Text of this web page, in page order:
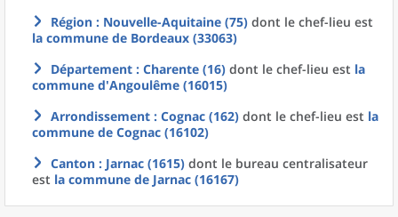
Région : Nouvelle-Aquitaine (75) dont le chef-lieu est
la commune de Bordeaux (33063)
Département : Charente (16) dont le chef-lieu est la
commune d'Angoulême (16015)
Arrondissement : Cognac (162) dont le chef-lieu est la
commune de Cognac (16102)
Canton : Jarnac (1615) dont le bureau centralisateur
est la commune de Jarnac (16167)